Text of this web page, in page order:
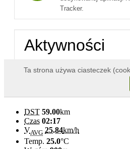
DST 59.00km
Czas 02:17
VAVG 25.84km/h
Temp. 25.0°C